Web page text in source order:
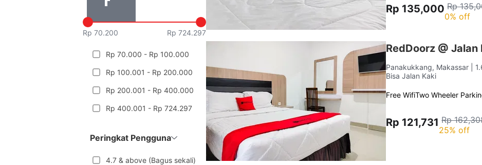
Rp 70.200 Rp 724.297
Rp 70.000 - Rp 100.000
Rp 100.001 - Rp 200.000
Rp 200.001 - Rp 400.000
Rp 400.001 - Rp 724.297
Peringkat Pengguna
4.7 & above (Bagus sekali)
Rp 135,000 Rp
0% off
RedDoorz @
Panakukkang, Makassar
|
Bisa Jalan Kaki
Free WifiTwo Wheeler
Rp 121,731 Rp
25% off